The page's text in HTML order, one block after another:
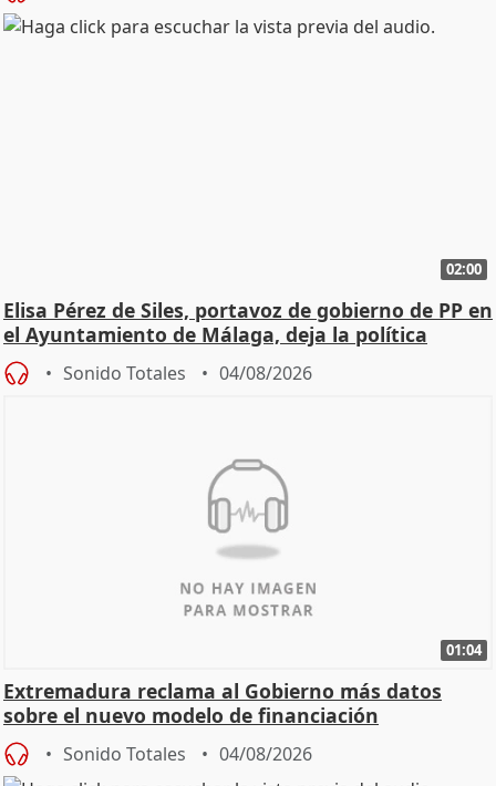
02:00
Elisa Pérez de Siles, portavoz de gobierno de PP en
el Ayuntamiento de Málaga, deja la política
Sonido Totales 04/08/2026
01:04
Extremadura reclama al Gobierno más datos
sobre el nuevo modelo de financiación
Sonido Totales 04/08/2026